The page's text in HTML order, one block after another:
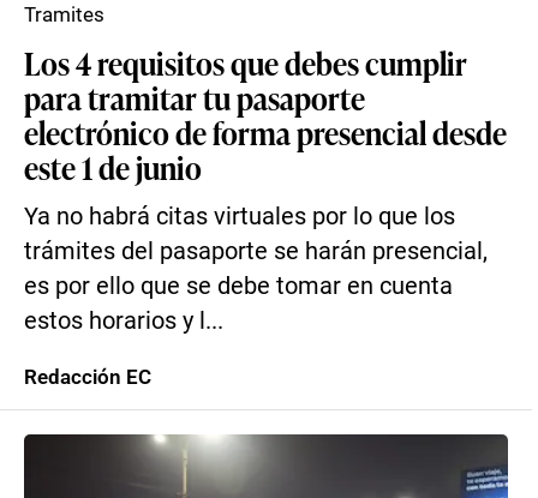
Los 4 requisitos que debes cumplir
para tramitar tu pasaporte
electrónico de forma presencial desde
este 1 de junio
Ya no habrá citas virtuales por lo que los
trámites del pasaporte se harán presencial,
es por ello que se debe tomar en cuenta
estos horarios y l...
Tramites
Redacción EC